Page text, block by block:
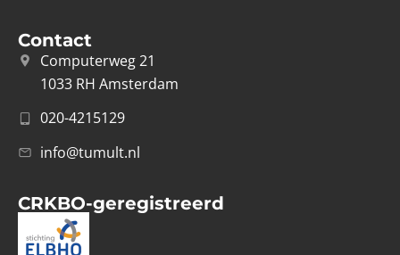
Contact
Computerweg 21
1033 RH Amsterdam
020-4215129
info@tumult.nl
CRKBO-geregistreerd